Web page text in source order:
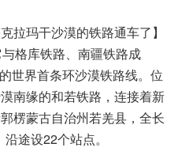
拉玛干沙漠的铁路通车了】
格库铁路、南疆铁路成
世界首条环沙漠铁路线。位
南缘的和若铁路，连接着新
楞蒙古自治州若羌县，全长
途设22个站点。